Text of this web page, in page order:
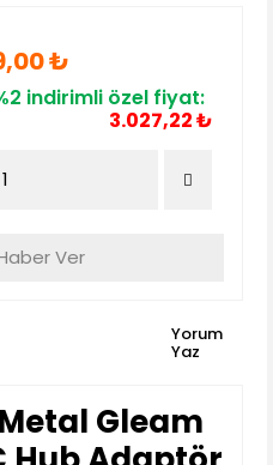
₺
indirimli özel fiyat:
3.027,22 ₺
Ver
Yorum
Yaz
Metal Gleam